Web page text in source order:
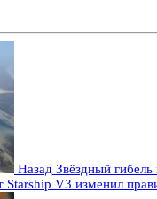
Назад Звёздный
V3 изменил